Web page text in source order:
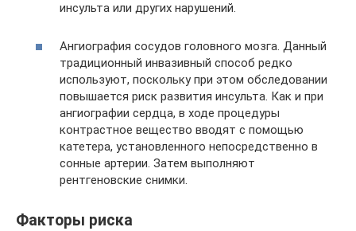
инсульта или других нарушений.
Ангиография сосудов головного мозга. Данный
традиционный инвазивный способ редко
используют, поскольку при этом обследовании
повышается риск развития инсульта. Как и при
ангиографии сердца, в ходе процедуры
контрастное вещество вводят с помощью
катетера, установленного непосредственно в
сонные артерии. Затем выполняют
рентгеновские снимки.
Факторы риска